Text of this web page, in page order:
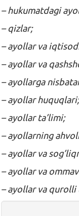
– hukumatdagi
– qizlar;
– ayollar va
– ayollar va
– ayollarga
– ayollar huquqlari;
– ayollar ta’limi;
– ayollarning
– ayollar va
– ayollar va
– ayollar va qurolli